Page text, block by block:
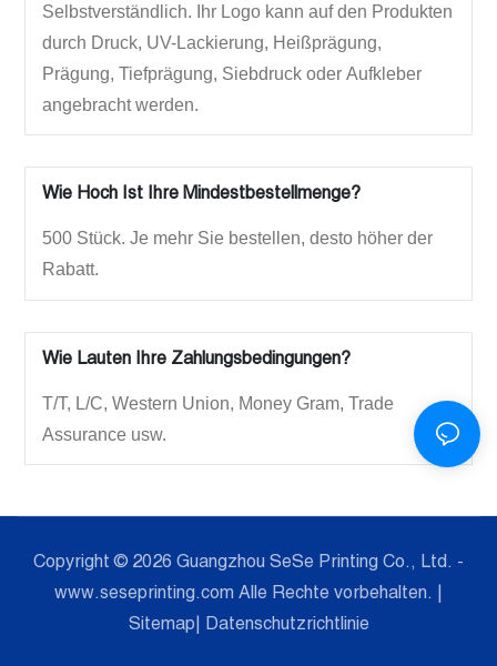
Selbstverständlich. Ihr Logo kann auf den Produkten
durch Druck, UV-Lackierung, Heißprägung,
Prägung, Tiefprägung, Siebdruck oder Aufkleber
angebracht werden.
Wie Hoch Ist Ihre Mindestbestellmenge?
500 Stück. Je mehr Sie bestellen, desto höher der
Rabatt.
Wie Lauten Ihre Zahlungsbedingungen?
T/T, L/C, Western Union, Money Gram, Trade
Assurance usw.
Copyright © 2026 Guangzhou SeSe Printing Co., Ltd. -
www.seseprinting.com Alle Rechte vorbehalten. |
Sitemap
Datenschutzrichtlinie